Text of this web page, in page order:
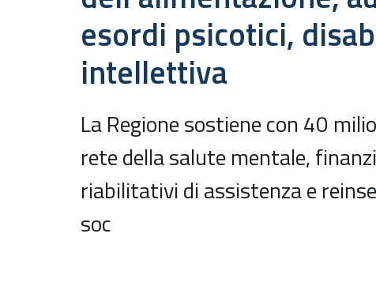
esordi psicotici,
intellettiva
La Regione sostiene con 40
rete della salute mentale,
riabilitativi di assistenza e
soc